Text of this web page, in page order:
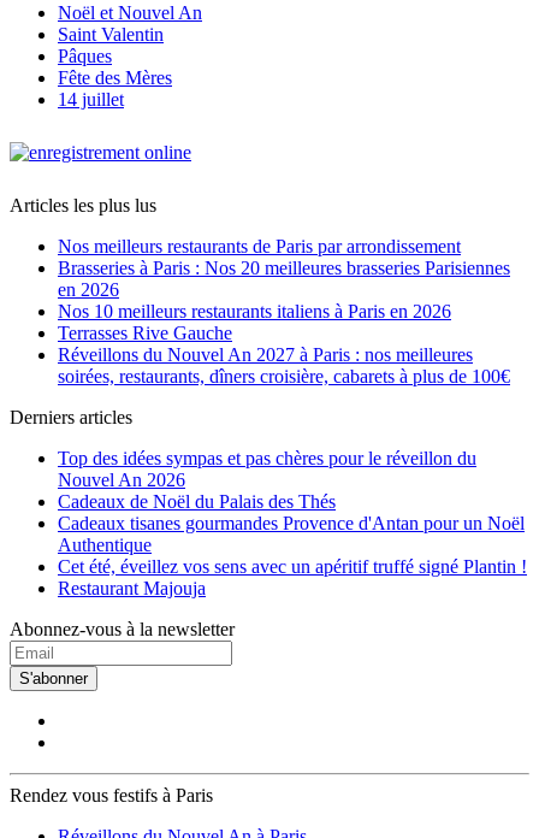
Noël et Nouvel An
Saint Valentin
Pâques
Fête des Mères
14 juillet
Articles les plus lus
Nos meilleurs restaurants de Paris par arrondissement
Brasseries à Paris : Nos 20 meilleures brasseries Parisiennes
en 2026
Nos 10 meilleurs restaurants italiens à Paris en 2026
Terrasses Rive Gauche
Réveillons du Nouvel An 2027 à Paris : nos meilleures
soirées, restaurants, dîners croisière, cabarets à plus de 100€
Derniers articles
Top des idées sympas et pas chères pour le réveillon du
Nouvel An 2026
Cadeaux de Noël du Palais des Thés
Cadeaux tisanes gourmandes Provence d'Antan pour un Noël
Authentique
Cet été, éveillez vos sens avec un apéritif truffé signé Plantin !
Restaurant Majouja
Abonnez-vous à la newsletter
S'abonner
Rendez vous festifs à Paris